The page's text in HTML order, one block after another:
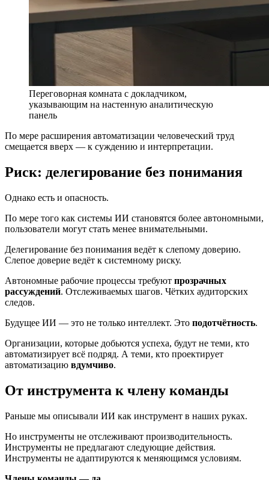
Переговорная комната с докладчиком,
указывающим на настенную аналитическую
панель
По мере расширения автоматизации человеческий труд
смещается вверх — к суждению и интерпретации.
Риск: делегирование без понимания
Однако есть и опасность.
По мере того как системы ИИ становятся более автономными,
пользователи могут стать менее внимательными.
Делегирование без понимания ведёт к слепому доверию.
Слепое доверие ведёт к системному риску.
Автономные рабочие процессы требуют прозрачных
рассуждений. Отслеживаемых шагов. Чётких аудиторских
следов.
Будущее ИИ — это не только интеллект. Это подотчётность.
Организации, которые добьются успеха, будут не теми, кто
автоматизирует всё подряд. А теми, кто проектирует
автоматизацию вдумчиво.
От инструмента к члену команды
Раньше мы описывали ИИ как инструмент в наших руках.
Но инструменты не отслеживают производительность.
Инструменты не предлагают следующие действия.
Инструменты не адаптируются к меняющимся условиям.